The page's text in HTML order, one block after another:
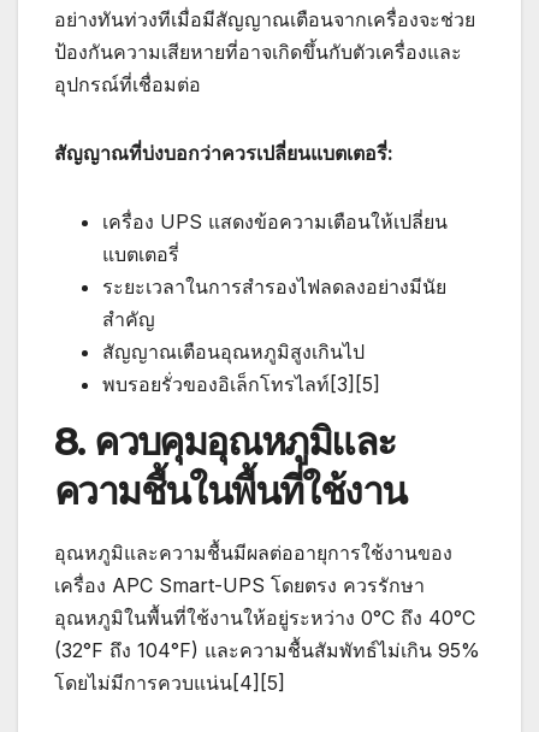
อย่างทันท่วงทีเมื่อมีสัญญาณเตือนจากเครื่องจะช่วย
ป้องกันความเสียหายที่อาจเกิดขึ้นกับตัวเครื่องและ
อุปกรณ์ที่เชื่อมต่อ
สัญญาณที่บ่งบอกว่าควรเปลี่ยนแบตเตอรี่:
เครื่อง UPS แสดงข้อความเตือนให้เปลี่ยน
แบตเตอรี่
ระยะเวลาในการสำรองไฟลดลงอย่างมีนัย
สำคัญ
สัญญาณเตือนอุณหภูมิสูงเกินไป
พบรอยรั่วของอิเล็กโทรไลท์[3][5]
8. ควบคุมอุณหภูมิและ
ความชื้นในพื้นที่ใช้งาน
อุณหภูมิและความชื้นมีผลต่ออายุการใช้งานของ
เครื่อง APC Smart-UPS โดยตรง ควรรักษา
อุณหภูมิในพื้นที่ใช้งานให้อยู่ระหว่าง 0°C ถึง 40°C
(32°F ถึง 104°F) และความชื้นสัมพัทธ์ไม่เกิน 95%
โดยไม่มีการควบแน่น[4][5]